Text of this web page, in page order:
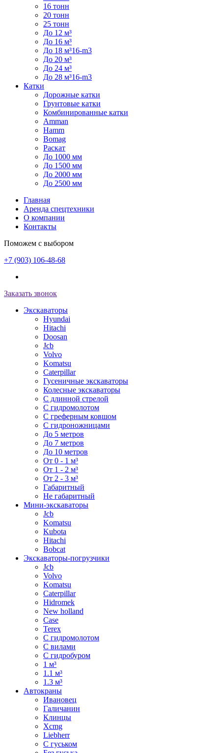
16 тонн
20 тонн
25 тонн
До 12 м³
До 16 м³
До 18 м³16-m3
До 20 м³
До 24 м³
До 28 м³16-m3
Катки
Дорожные катки
Грунтовые катки
Комбинированные катки
Amman
Hamm
Bomag
Раскат
До 1000 мм
До 1500 мм
До 2000 мм
До 2500 мм
Главная
Аренда спецтехники
О компании
Контакты
Поможем с выбором
+7 (903) 106-48-68
Заказать звонок
Экскаваторы
Hyundai
Hitachi
Doosan
Jcb
Volvo
Komatsu
Caterpillar
Гусеничные экскаваторы
Колесные экскаваторы
С длинной стрелой
С гидромолотом
С греферным ковшом
С гидроножницами
До 5 метров
До 7 метров
До 10 метров
От 0 - 1 м³
От 1 - 2 м³
От 2 - 3 м³
Габаритный
Не габаритный
Мини-экскаваторы
Jcb
Komatsu
Kubota
Hitachi
Bobcat
Экскаваторы-погрузчики
Jcb
Volvo
Komatsu
Caterpillar
Hidromek
New holland
Case
Terex
С гидромолотом
С вилами
С гидробуром
1 м³
1.1 м³
1.3 м³
Автокраны
Ивановец
Галичанин
Клинцы
Xcmg
Liebherr
С гуськом